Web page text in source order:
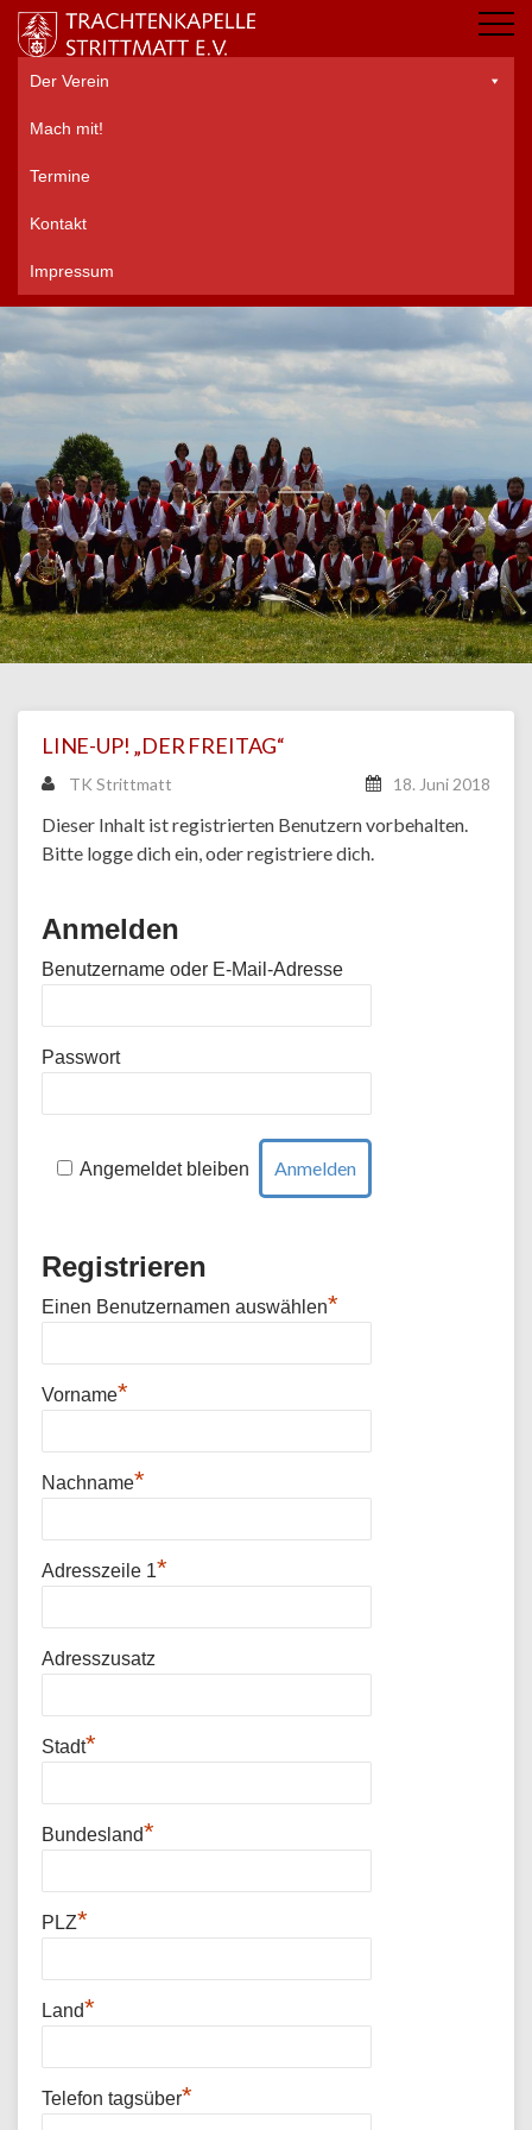
Der Verein
Mach mit!
Termine
Kontakt
Impressum
LINE-UP! „DER FREITAG“
TK Strittmatt 18. Juni 2018
Dieser Inhalt ist registrierten Benutzern vorbehalten.
Bitte logge dich ein, oder registriere dich.
Anmelden
Benutzername oder E-Mail-Adresse
Passwort
Angemeldet bleiben
Registrieren
Einen Benutzernamen auswählen*
Vorname*
Nachname*
Adresszeile 1*
Adresszusatz
Stadt*
Bundesland*
PLZ*
Land*
Telefon tagsüber*